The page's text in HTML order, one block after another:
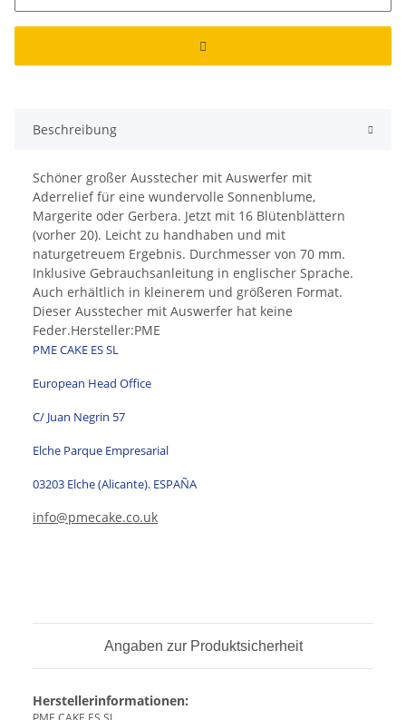
Beschreibung
Schöner großer Ausstecher mit Auswerfer mit
Aderrelief für eine wundervolle Sonnenblume,
Margerite oder Gerbera. Jetzt mit 16 Blütenblättern
(vorher 20). Leicht zu handhaben und mit
naturgetreuem Ergebnis. Durchmesser von 70 mm.
Inklusive Gebrauchsanleitung in englischer Sprache.
Auch erhältlich in kleinerem und größeren Format.
Dieser Ausstecher mit Auswerfer hat keine
Feder.Hersteller:PME
PME CAKE ES SL
European Head Office
C/ Juan Negrin 57
Elche Parque Empresarial
03203 Elche (Alicante). ESPAÑA
info@pmecake.co.uk
Angaben zur Produktsicherheit
Herstellerinformationen: